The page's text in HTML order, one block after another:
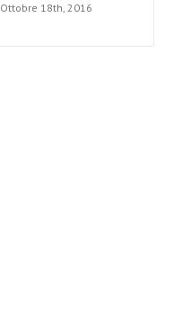
Ottobre 18th, 2016